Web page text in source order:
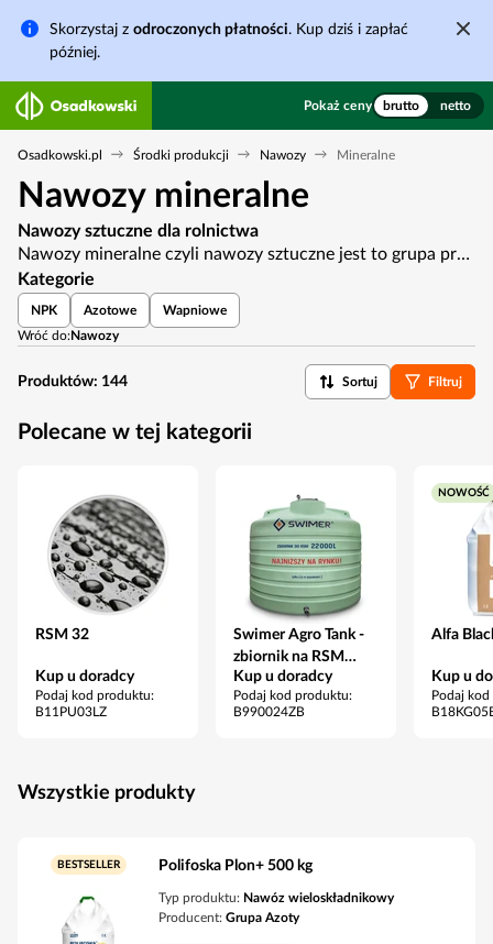
Skorzystaj z odroczonych płatności. Kup dziś i zapłać
później.
Pokaż ceny brutto netto
Osadkowski.pl Środki produkcji Nawozy Mineralne
Nawozy mineralne
Nawozy sztuczne dla rolnictwa
Nawozy mineralne czyli nawozy sztuczne jest to grupa produktów, których głównym zadaniem jest dostarczenie roślinom uprawnych składników pokarmowych. Zawarte w nawozach sztucznych mikro i makroelementy mogą być w formach dostępnych dla roślin bezpośrednio po aplikacji lub wymagają przemianach biochemicznych w glebie przed ich pobraniem.
Kategorie
NPK Azotowe
Wapniowe
Wróć do:Nawozy
Produktów: 144 Sortuj Filtruj
Polecane w tej kategorii
RSM 32
Kup u doradcy
Podaj kod produktu:
B11PU03LZ
Swimer Agro Tank -
zbiornik na RSM
22000 l
Kup u doradcy
Podaj kod produktu:
B990024ZB
NOWOŚĆ
Alfa
Kup u
Podaj
Wszystkie produkty
BESTSELLER Polifoska Plon+ 500 kg
Typ produktu: Nawóz wieloskładnikowy
Producent: Grupa Azoty